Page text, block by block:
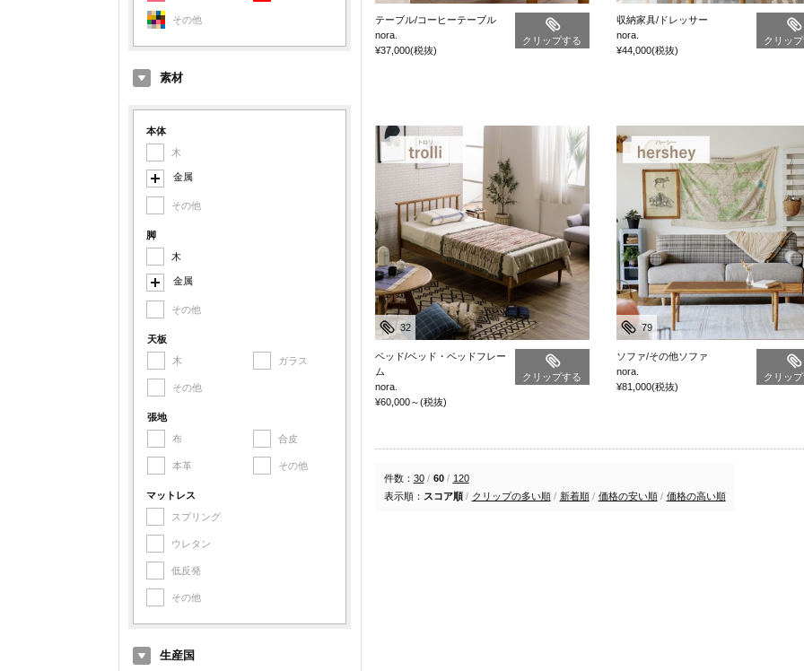
その他
素材
本体
木
金属
スチール
その他金属
その他
脚
木
金属
スチール
その他金属
その他
天板
木
ガラス
その他
張地
布
合皮
本革 その他
マットレス
スプリング
ウレタン
低反発
その他
生産国
テーブル/コーヒーテーブル
nora.
¥37,000(税抜)
クリップする
収納家具/ドレッサー
nora.
¥44,000(税抜)
クリッ
ベッド/ベッド・ベッドフレー
ム
nora.
¥60,000～(税抜)
クリップする
32
ソファ/その他ソファ
nora.
¥81,000(税抜)
クリッ
79
件数： 30 / 60 / 120
表示順： スコア順 / クリップの多い順 / 新着順 / 価格の安い順 / 価格の高い順